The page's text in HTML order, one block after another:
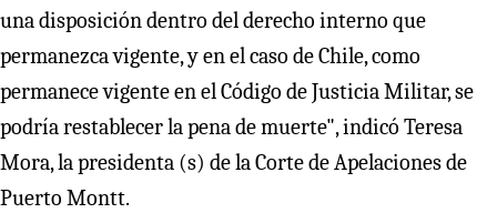
una disposición dentro del derecho interno que
permanezca vigente, y en el caso de Chile, como
permanece vigente en el Código de Justicia Militar, se
podría restablecer la pena de muerte", indicó Teresa
Mora, la presidenta (s) de la Corte de Apelaciones de
Puerto Montt.